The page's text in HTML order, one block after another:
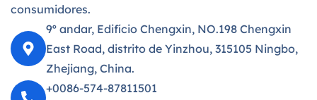
consumidores.
9º andar, Edifício Chengxin, NO.198 Chengxin
East Road, distrito de Yinzhou, 315105 Ningbo,
Zhejiang, China.
+0086-574-87811501